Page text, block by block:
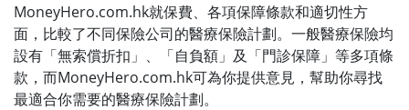
MoneyHero.com.hk就保費、各項保障條款和適切性方
面，比較了不同保險公司的醫療保險計劃。一般醫療保險均
設有「無索償折扣」、「自負額」及「門診保障」等多項條
款，而MoneyHero.com.hk可為你提供意見，幫助你尋找
最適合你需要的醫療保險計劃。